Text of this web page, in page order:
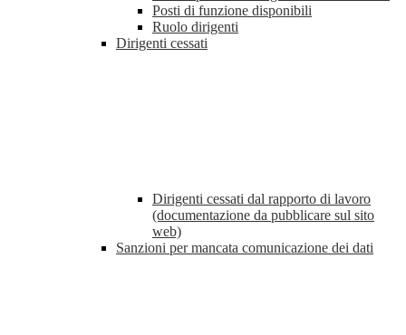
Posti di funzione disponibili
Ruolo dirigenti
Dirigenti cessati
Dirigenti cessati dal rapporto di lavoro
(documentazione da pubblicare sul sito
web)
Sanzioni per mancata comunicazione dei dati